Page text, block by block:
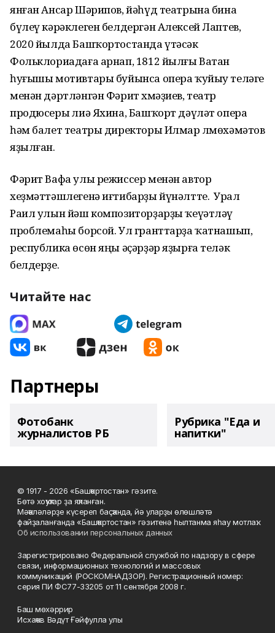
янған Ансар Шәрипов, йәһүд театрына бина
бүлеү кәрәклеген белдергән Алексей Лаптев,
2020 йылда Башҡортостанда үтәсәк
Фольклориадаға арнап, 1812 йылғы Ватан
һуғышы мотивтары буйынса опера ҡуйыу теләге
менән дәртләнгән Фәрит Әхмәҙиев, театр
продюсеры Әлиә Яхина, Башҡорт дәүләт опера
һәм балет театры директоры Илмар Әлмөхәмәтов
яҙылған.
Фәрит Вафа улы режиссер менән автор
хеҙмәттәшлегенә иғтибарҙы йүнәлтте. Ә Урал
Раил улын йәш композиторҙарҙы ҡеүәтләү
проблемаһы борсой. Ул гранттарҙа ҡатнашып,
республика өсөн яңы әҫәрҙәр яҙырға теләк
белдерҙе.
Читайте нас
Партнеры
Фотобанк
журналистов РБ
Рубрика "Еда и
напитки"
© 1917 - 2026 «Башҡортостан» гәзите.
Бөтә хоҡуҡтар ҙа яҡланған.
Мәҡәләләрҙе күсереп баҫҡанда, йә уларҙы өлөшләтә
файҙаланғанда «Башҡортостан» гәзитенә һылтанма яһау мотлаҡ.
Об использовании персональных данных
Зарегистрировано Федеральной службой по надзору в сфере
связи, информационных технологий и массовых
коммуникаций (РОСКОМНАДЗОР). Регистрационный номер:
серия ПИ ФС77-33205 от 11 сентября 2008 г.
Баш мөхәррир
Исхаҡов Вәдүт Ғәйфулла улы